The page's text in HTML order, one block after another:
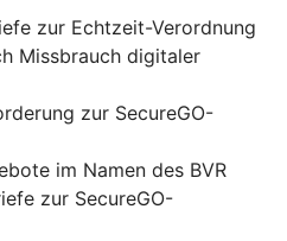
zur Echtzeit-Verordnung
Missbrauch digitaler
zur SecureGO-
im Namen des BVR
zur SecureGO-